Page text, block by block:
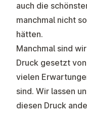
auch die
manchmal nicht
hätten.
Manchmal sind
Druck gesetzt
vielen
sind. Wir lassen
diesen Druck